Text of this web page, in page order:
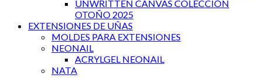
UNWRITTEN CANVAS COLECCIÓN
OTOÑO 2025
EXTENSIONES DE UÑAS
MOLDES PARA EXTENSIONES
NEONAIL
ACRYLGEL NEONAIL
NATA